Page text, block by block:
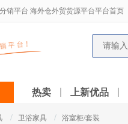
销平台 海外仓外贸货源平台平台首页
热卖 上新优品
/ 卫浴家具 / 浴室柜/套装